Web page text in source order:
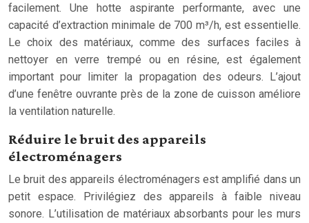
facilement. Une hotte aspirante performante, avec une
capacité d’extraction minimale de 700 m³/h, est essentielle.
Le choix des matériaux, comme des surfaces faciles à
nettoyer en verre trempé ou en résine, est également
important pour limiter la propagation des odeurs. L’ajout
d’une fenêtre ouvrante près de la zone de cuisson améliore
la ventilation naturelle.
Réduire le bruit des appareils
électroménagers
Le bruit des appareils électroménagers est amplifié dans un
petit espace. Privilégiez des appareils à faible niveau
sonore. L’utilisation de matériaux absorbants pour les murs